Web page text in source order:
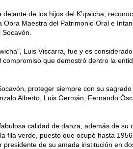
de los hijos del K’qwicha,
Maestra del Patrimonio Oral e
Luis Viscarra, fue y es
que demostró dentro la
proteger siempre con su
Alberto, Luis Germán, Fernando
calidad de danza, además de su
fila verde, puesto que ocupó hasta
de su amada institución en